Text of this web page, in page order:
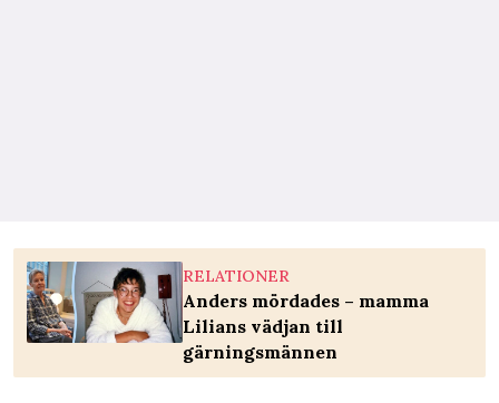
RELATIONER
Anders mördades – mamma
Lilians vädjan till
gärningsmännen